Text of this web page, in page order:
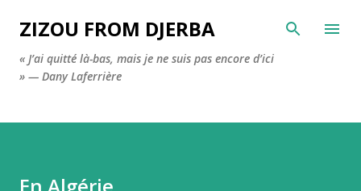
Accéder au contenu principal
ZIZOU FROM DJERBA
« J’ai quitté là-bas, mais je ne suis pas encore d’ici
» — Dany Laferrière